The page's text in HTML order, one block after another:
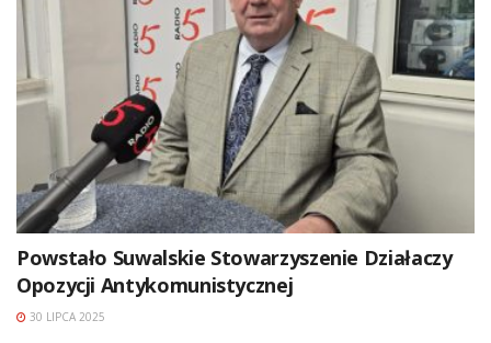
Powstało Suwalskie Stowarzyszenie Działaczy
Opozycji Antykomunistycznej
30 LIPCA 2025